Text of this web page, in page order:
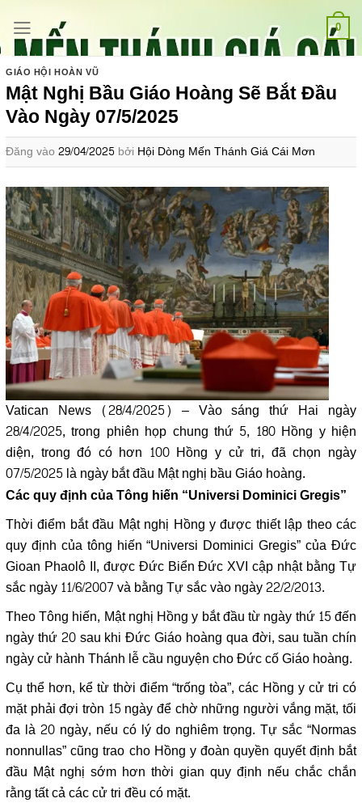
qua
nội
dung
0
GIÁO HỘI HOÀN VŨ
Mật Nghị Bầu Giáo Hoàng Sẽ Bắt Đầu
Vào Ngày 07/5/2025
Đăng vào 29/04/2025 bởi Hội Dòng Mến Thánh Giá Cái Mơn
Vatican News (28/4/2025) – Vào sáng thứ Hai ngày
28/4/2025, trong phiên họp chung thứ 5, 180 Hồng y hiện
diện, trong đó có hơn 100 Hồng y cử tri, đã chọn ngày
07/5/2025 là ngày bắt đầu Mật nghị bầu Giáo hoàng.
Các quy định của Tông hiến “Universi Dominici Gregis”
Thời điểm bắt đầu Mật nghị Hồng y được thiết lập theo các
quy định của tông hiến “Universi Dominici Gregis” của Đức
Gioan Phaolô II, được Đức Biển Đức XVI cập nhật bằng Tự
sắc ngày 11/6/2007và bằngTự sắc vào ngày 22/2/2013.
Theo Tông hiến, Mật nghị Hồng y bắt đầu từ ngày thứ 15 đến
ngày thứ 20 sau khi Đức Giáo hoàng qua đời, sau tuần chín
ngày cử hành Thánh lễ cầu nguyện cho Đức cố Giáo hoàng.
Cụ thể hơn, kể từ thời điểm “trống tòa”, các Hồng y cử tri có
mặt phải đợi tròn 15 ngày để chờ những người vắng mặt, tối
đa là 20 ngày, nếu có lý do nghiêm trọng. Tự sắc “Normas
nonnullas” cũng trao cho Hồng y đoàn quyền quyết định bắt
đầu Mật nghị sớm hơn thời gian quy định nếu chắc chắn
rằng tất cả các cử tri đều có mặt.